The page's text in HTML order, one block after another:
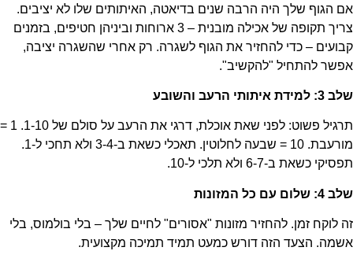
אם הגוף שלך היה הרבה שנים בדיאטה, האיתותים שלו לא יציבים.
צריך תקופה של אכילה מובנית – 3 ארוחות וביניהן חטיפים, בזמנים
קבועים – כדי להחזיר את הגוף לשגרה. רק אחרי שהשגרה יציבה,
אפשר להתחיל "להקשיב".
שלב 3: למידת איתותי הרעב והשובע
תרגיל פשוט: לפני שאת אוכלת, דרגי את הרעב על סולם של 1-10. 1 =
מורעבת. 10 = שבעה לחלוטין. תאכלי כשאת ב-3-4 ולא תחכי ל-1.
תפסיקי כשאת ב-6-7 ולא תלכי ל-10.
שלב 4: שלום עם כל המזונות
זה לוקח זמן. להחזיר מזונות "אסורים" לחיים שלך – בלי בולמוס, בלי
אשמה. הצעד הזה דורש כמעט תמיד תמיכה מקצועית.